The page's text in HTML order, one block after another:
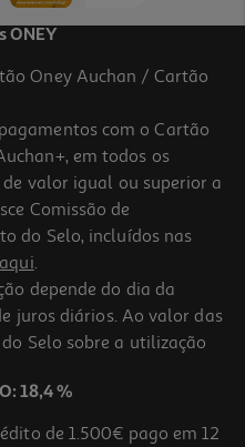
ONEY
Oney Auchan / Cartão
com o Cartão
em todos os
valor igual ou superior a
Comissão de
do Selo, incluídos nas
aqui.
depende do dia da
juros diários. Ao valor das
Selo sobre a utilização
18,4 %
de 1.500€ pago em 12